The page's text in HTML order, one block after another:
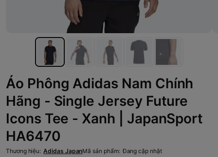
Áo Phông Adidas Nam Chính
Hãng - Single Jersey Future
Icons Tee - Xanh | JapanSport
HA6470
Thương hiệu: Adidas JapanMã sản phẩm: Đang cập nhật